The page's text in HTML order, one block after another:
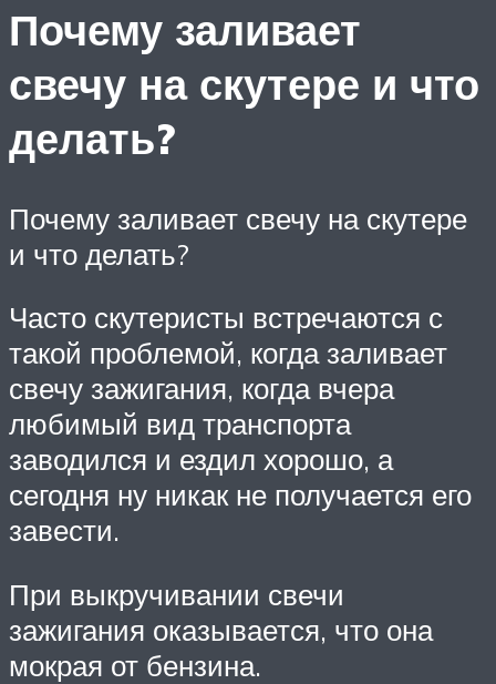
Почему заливает
свечу на скутере и что
делать?
Почему заливает свечу на скутере
и что делать?
Часто скутеристы встречаются с
такой проблемой, когда заливает
свечу зажигания, когда вчера
любимый вид транспорта
заводился и ездил хорошо, а
сегодня ну никак не получается его
завести.
При выкручивании свечи
зажигания оказывается, что она
мокрая от бензина.